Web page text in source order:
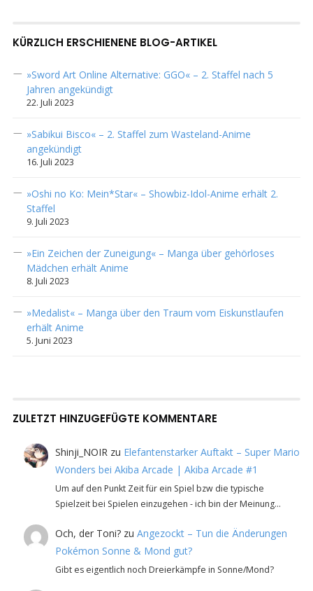
KÜRZLICH ERSCHIENENE BLOG-ARTIKEL
»Sword Art Online Alternative: GGO« – 2. Staffel nach 5
Jahren angekündigt
22. Juli 2023
»Sabikui Bisco« – 2. Staffel zum Wasteland-Anime
angekündigt
16. Juli 2023
»Oshi no Ko: Mein*Star« – Showbiz-Idol-Anime erhält 2.
Staffel
9. Juli 2023
»Ein Zeichen der Zuneigung« – Manga über gehörloses
Mädchen erhält Anime
8. Juli 2023
»Medalist« – Manga über den Traum vom Eiskunstlaufen
erhält Anime
5. Juni 2023
ZULETZT HINZUGEFÜGTE KOMMENTARE
Shinji_NOIR zu Elefantenstarker Auftakt – Super Mario
Wonders bei Akiba Arcade | Akiba Arcade #1
Um auf den Punkt Zeit für ein Spiel bzw die typische
Spielzeit bei Spielen einzugehen - ich bin der Meinung…
Och, der Toni? zuAngezockt – Tun die Änderungen
Pokémon Sonne & Mond gut?
Gibt es eigentlich noch Dreierkämpfe in Sonne/Mond?